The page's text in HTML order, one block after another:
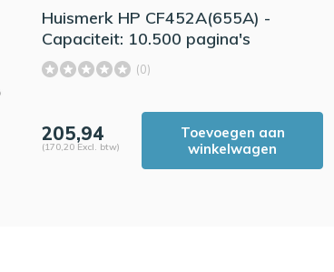
Huismerk HP CF452A(655A) -
Capaciteit: 10.500 pagina's
(0)
205,94
(170,20 Excl. btw)
Toevoegen aan
winkelwagen